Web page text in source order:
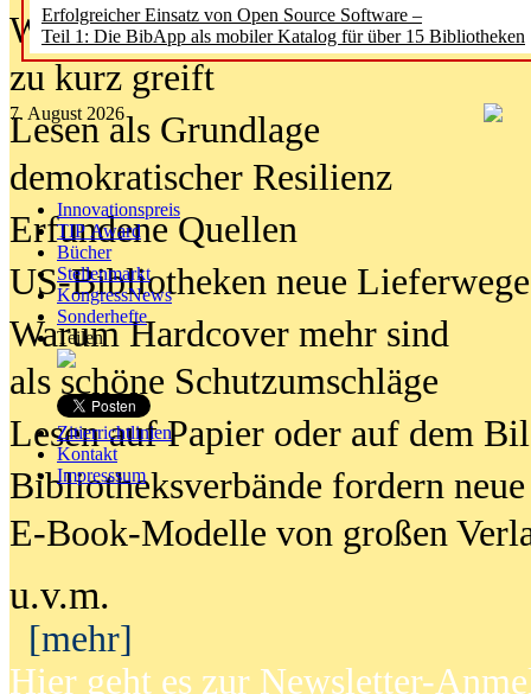
Erfolgreicher Einsatz von Open Source Software –
Teil 1: Die BibApp als mobiler Katalog für über 15 Bibliotheken
7. August 2026
Innovationspreis
TIP Award
Bücher
Stellenmarkt
KongressNews
Sonderhefte
Teilen
Zitierrichtlinien
Kontakt
Impresssum
Warum die Debatte über KI-Texte
zu kurz greift
Lesen als Grundlage
demokratischer Resilienz
Erfundene Quellen
US-Bibliotheken neue Lieferwege
Warum Hardcover mehr sind
als schöne Schutzumschläge
Lesen auf Papier oder auf dem
Bibliotheksverbände fordern neue
E-Book-Modelle von großen
u.v.m.
[mehr]
Hier geht es zur Newsletter-